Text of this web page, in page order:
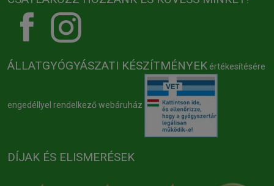
ÁLLATGYÓGYÁSZATI KÉSZÍTMÉNYEK értékesítésére
engedéllyel rendelkező webáruház
DÍJAK ÉS ELISMERÉSEK